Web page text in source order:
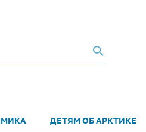
ДЕТЯМ ОБ АРКТИКЕ